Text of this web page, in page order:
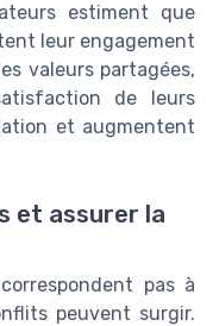
estiment que
leur engagement
valeurs partagées,
de leurs
et augmentent
et assurer la
pas à
peuvent surgir.